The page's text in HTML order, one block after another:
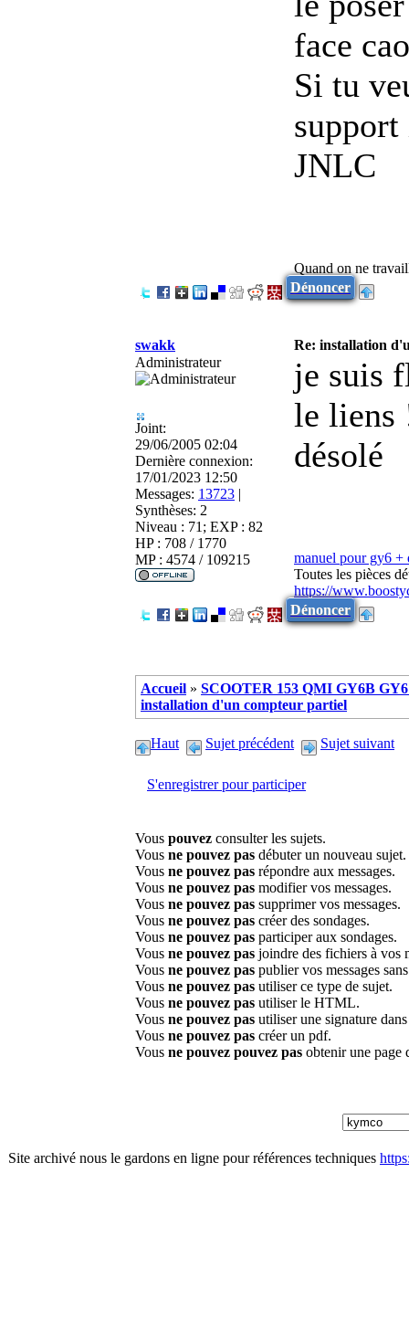
face
Si tu
JNLC
Quand on ne
Dénoncer
swakk
Re: installation
Administrateur
Joint:
29/06/2005 02:04
Dernière connexion:
17/01/2023 12:50
Messages: 13723 |
Synthèses: 2
Niveau : 71; EXP : 82
HP : 708 / 1770
MP : 4574 / 109215
je suis
le liens
désolé
manuel pour gy6 +
Toutes les pièces
https://
Dénoncer
Accueil » SCOOTER 153 QMI GY6B
installation d'un compteur partiel
Haut Sujet précédent Sujet suivant
S'enregistrer pour participer
Vous pouvez consulter les sujets.
Vous ne pouvez pas débuter un nouveau sujet.
Vous ne pouvez pas répondre aux messages.
Vous ne pouvez pas modifier vos messages.
Vous ne pouvez pas supprimer vos messages.
Vous ne pouvez pas créer des sondages.
Vous ne pouvez pas participer aux sondages.
Vous ne pouvez pas joindre des fichiers à vos
Vous ne pouvez pas publier vos messages
Vous ne pouvez pas utiliser ce type de sujet.
Vous ne pouvez pas utiliser le HTML.
Vous ne pouvez pas utiliser une signature
Vous ne pouvez pas créer un pdf.
Vous ne pouvez pouvez pas obtenir une page
Site archivé nous le gardons en ligne pour références techniques